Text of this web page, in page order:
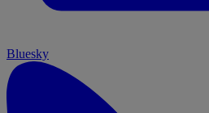
Bluesky